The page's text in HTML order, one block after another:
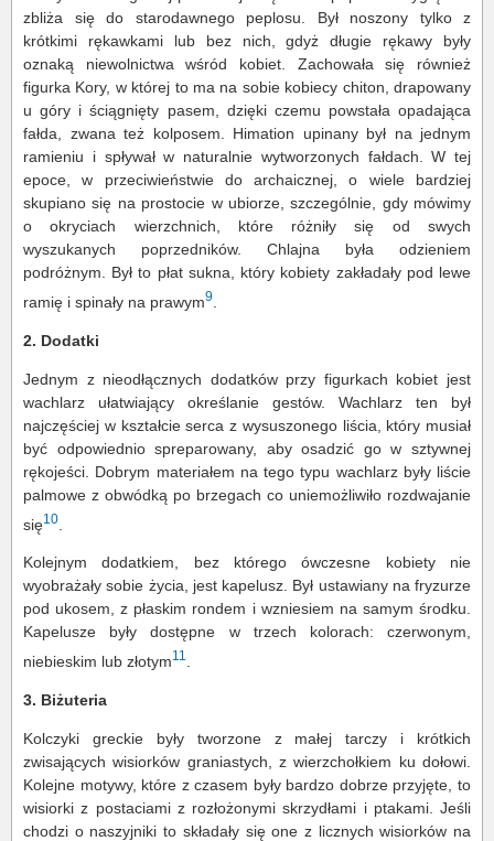
zbliża się do starodawnego peplosu. Był noszony tylko z
krótkimi rękawkami lub bez nich, gdyż długie rękawy były
oznaką niewolnictwa wśród kobiet. Zachowała się również
figurka Kory, w której to ma na sobie kobiecy chiton, drapowany
u góry i ściągnięty pasem, dzięki czemu powstała opadająca
fałda, zwana też kolposem. Himation upinany był na jednym
ramieniu i spływał w naturalnie wytworzonych fałdach. W tej
epoce, w przeciwieństwie do archaicznej, o wiele bardziej
skupiano się na prostocie w ubiorze, szczególnie, gdy mówimy
o okryciach wierzchnich, które różniły się od swych
wyszukanych poprzedników. Chlajna była odzieniem
podróżnym. Był to płat sukna, który kobiety zakładały pod lewe
ramię i spinały na prawym9
2. Dodatki
Jednym z nieodłącznych dodatków przy figurkach kobiet jest
wachlarz ułatwiający określanie gestów. Wachlarz ten był
najczęściej w kształcie serca z wysuszonego liścia, który musiał
być odpowiednio spreparowany, aby osadzić go w sztywnej
rękojeści. Dobrym materiałem na tego typu wachlarz były liście
palmowe z obwódką po brzegach co uniemożliwiło rozdwajanie
się10
Kolejnym dodatkiem, bez którego ówczesne kobiety nie
wyobrażały sobie życia, jest kapelusz. Był ustawiany na fryzurze
pod ukosem, z płaskim rondem i wzniesiem na samym środku.
Kapelusze były dostępne w trzech kolorach: czerwonym,
niebieskim lub złotym11
3. Biżuteria
Kolczyki greckie były tworzone z małej tarczy i krótkich
zwisających wisiorków graniastych, z wierzchołkiem ku dołowi.
Kolejne motywy, które z czasem były bardzo dobrze przyjęte, to
wisiorki z postaciami z rozłożonymi skrzydłami i ptakami. Jeśli
chodzi o naszyjniki to składały się one z licznych wisiorków na